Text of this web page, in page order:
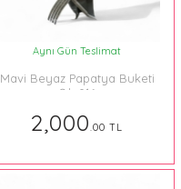
Aynı Gün Teslimat
Mavi Beyaz Papatya Buketi
Şık 016
2,000.00 TL